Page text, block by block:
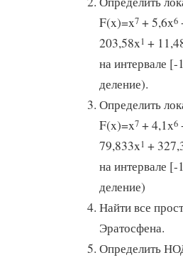
F(x)=x7 + 5,6x6
203,58x1 +
на интервале
деление).
Определить
F(x)=x7 + 4,1x6
79,833x1 +
на интервале
деление)
Найти все
Эратосфена.
Определить